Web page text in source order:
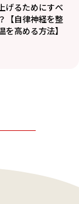
げるためにすべ
【自律神経を整
を高める方法】